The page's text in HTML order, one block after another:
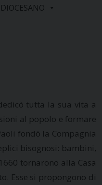
tutta la sua vita a
al popolo e formare
fondò la Compagnia
bisognosi: bambini,
tornarono alla Casa
Esse si propongono di